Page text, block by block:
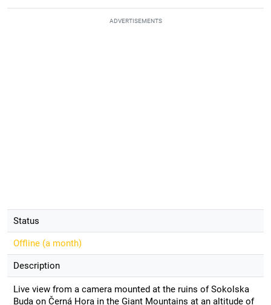
ADVERTISEMENTS
Status
Offline (a month)
Description
Live view from a camera mounted at the ruins of Sokolska
Buda on Černá Hora in the Giant Mountains at an altitude of